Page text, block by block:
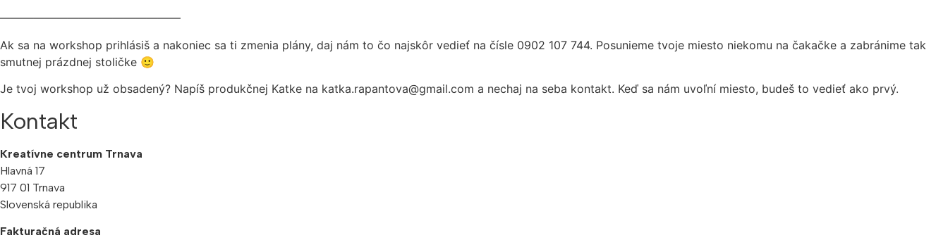
————————————————
Ak sa na workshop prihlásiš a nakoniec sa ti zmenia plány, daj nám to čo najskôr vedieť na čísle 0902 107 744. Posunieme tvoje miesto niekomu na čakačke a zabránime tak
smutnej prázdnej stoličke 🙂
Je tvoj workshop už obsadený? Napíš produkčnej Katke na katka.rapantova@gmail.com a nechaj na seba kontakt. Keď sa nám uvoľní miesto, budeš to vedieť ako prvý.
Kontakt
Kreatívne centrum Trnava
Hlavná 17
917 01 Trnava
Slovenská republika
Fakturačná adresa